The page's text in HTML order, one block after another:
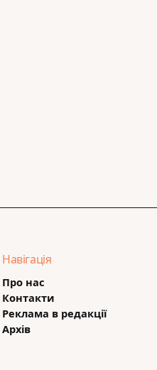
Навігація
Про нас
Контакти
Реклама в редакції
Архів